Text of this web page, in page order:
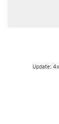
Update: